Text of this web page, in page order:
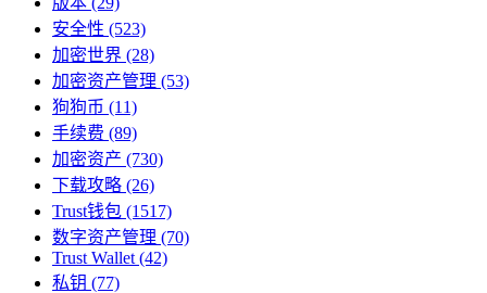
安全性 (523)
加密世界 (28)
加密资产管理 (53)
狗狗币 (11)
手续费 (89)
加密资产 (730)
下载攻略 (26)
Trust钱包 (1517)
数字资产管理 (70)
Trust Wallet (42)
私钥 (77)